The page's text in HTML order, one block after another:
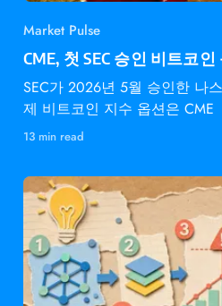
Market Pulse
CME, 첫 SEC 승인 비트코인
SEC가 2026년 5월 승인한 나
제 비트코인 지수 옵션은 CME
13 min read